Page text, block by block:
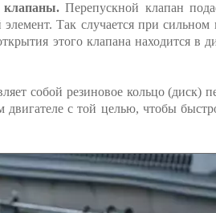
клапаны.Перепускной клапан
Так случается при сильном
этого клапана находится в
собой резиновое кольцо (диск)
с той целью, чтобы